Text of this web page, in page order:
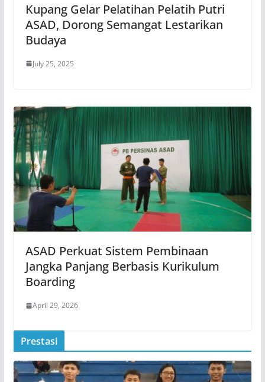
Kupang Gelar Pelatihan Pelatih Putri
ASAD, Dorong Semangat Lestarikan
Budaya
July 25, 2025
ASAD Perkuat Sistem Pembinaan
Jangka Panjang Berbasis Kurikulum
Boarding
April 29, 2026
Prestasi